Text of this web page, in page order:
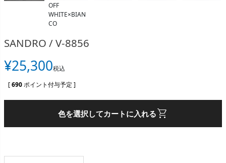
OFF
WHITE×BIAN
CO
SANDRO / V-8856
¥25,300税込
[690ポイント付与予定 ]
色を選択してカートに入れるshopping_cart